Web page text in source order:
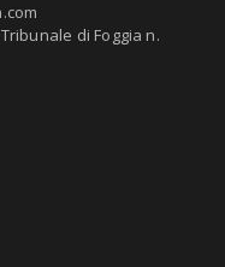
di Foggia n.